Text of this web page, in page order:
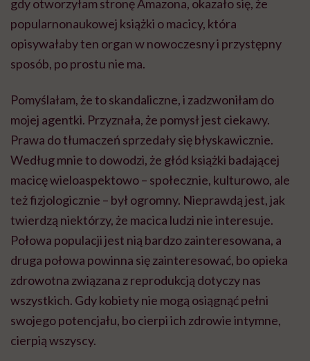
gdy otworzyłam stronę Amazona, okazało się, że
popularnonaukowej książki o macicy, która
opisywałaby ten organ w nowoczesny i przystępny
sposób, po prostu nie ma.
Pomyślałam, że to skandaliczne, i zadzwoniłam do
mojej agentki. Przyznała, że pomysł jest ciekawy.
Prawa do tłumaczeń sprzedały się błyskawicznie.
Według mnie to dowodzi, że głód książki badającej
macicę wieloaspektowo – społecznie, kulturowo, ale
też fizjologicznie – był ogromny. Nieprawdą jest, jak
twierdzą niektórzy, że macica ludzi nie interesuje.
Połowa populacji jest nią bardzo zainteresowana, a
druga połowa powinna się zainteresować, bo opieka
zdrowotna związana z reprodukcją dotyczy nas
wszystkich. Gdy kobiety nie mogą osiągnąć pełni
swojego potencjału, bo cierpi ich zdrowie intymne,
cierpią wszyscy.